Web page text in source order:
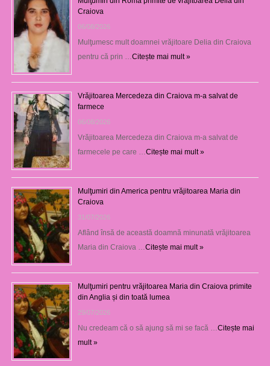
Craiova
06/08/2026
Mulţumesc mult doamnei vrăjitoare Delia din Craiova
pentru că prin … Citește mai mult »
Vrăjitoarea Mercedeza din Craiova m-a salvat de
farmece
06/08/2026
Vrăjitoarea Mercedeza din Craiova m-a salvat de
farmecele pe care … Citește mai mult »
Mulţumiri din America pentru vrăjitoarea Maria din
Craiova
31/07/2026
Aflând însă de această doamnă minunată vrăjitoarea
Maria din Craiova … Citește mai mult »
Mulţumiri pentru vrăjitoarea Maria din Craiova primite
din Anglia și din toată lumea
29/07/2026
Nu credeam că o să ajung să mi se facă … Citește mai
mult »